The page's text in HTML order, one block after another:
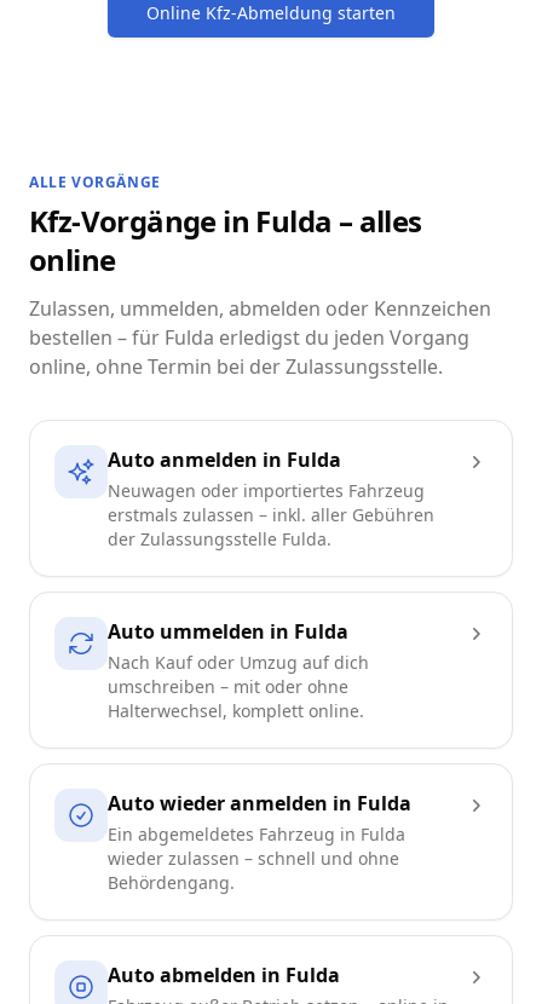
Online Kfz-Abmeldung starten
ALLE VORGÄNGE
Kfz-Vorgänge in Fulda – alles
online
Zulassen, ummelden, abmelden oder Kennzeichen
bestellen – für Fulda erledigst du jeden Vorgang
online, ohne Termin bei der Zulassungsstelle.
Auto anmelden in Fulda
Neuwagen oder importiertes Fahrzeug
erstmals zulassen – inkl. aller Gebühren
der Zulassungsstelle Fulda.
Auto ummelden in Fulda
Nach Kauf oder Umzug auf dich
umschreiben – mit oder ohne
Halterwechsel, komplett online.
Auto wieder anmelden in Fulda
Ein abgemeldetes Fahrzeug in Fulda
wieder zulassen – schnell und ohne
Behördengang.
Auto abmelden in Fulda